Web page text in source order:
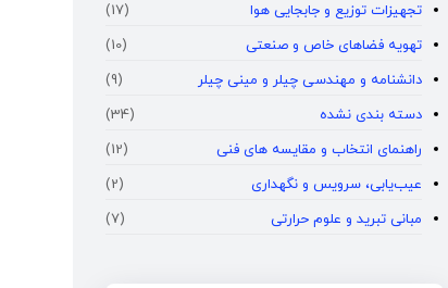
تجهیزات توزیع و جابجایی هوا
(17)
تهویه فضاهای خاص و صنعتی
(10)
دانشنامه و مهندسی چیلر و مینی چیلر
(9)
دسته بندی نشده
(34)
راهنمای انتخاب و مقایسه‌ های فنی
(12)
عیب‌یابی، سرویس و نگهداری
(2)
مبانی تبرید و علوم حرارتی
(7)